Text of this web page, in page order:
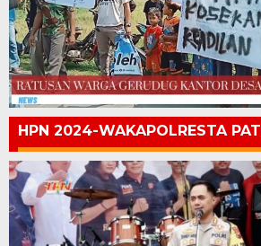
HPN 2024-WAKAPOLRESTA PATI